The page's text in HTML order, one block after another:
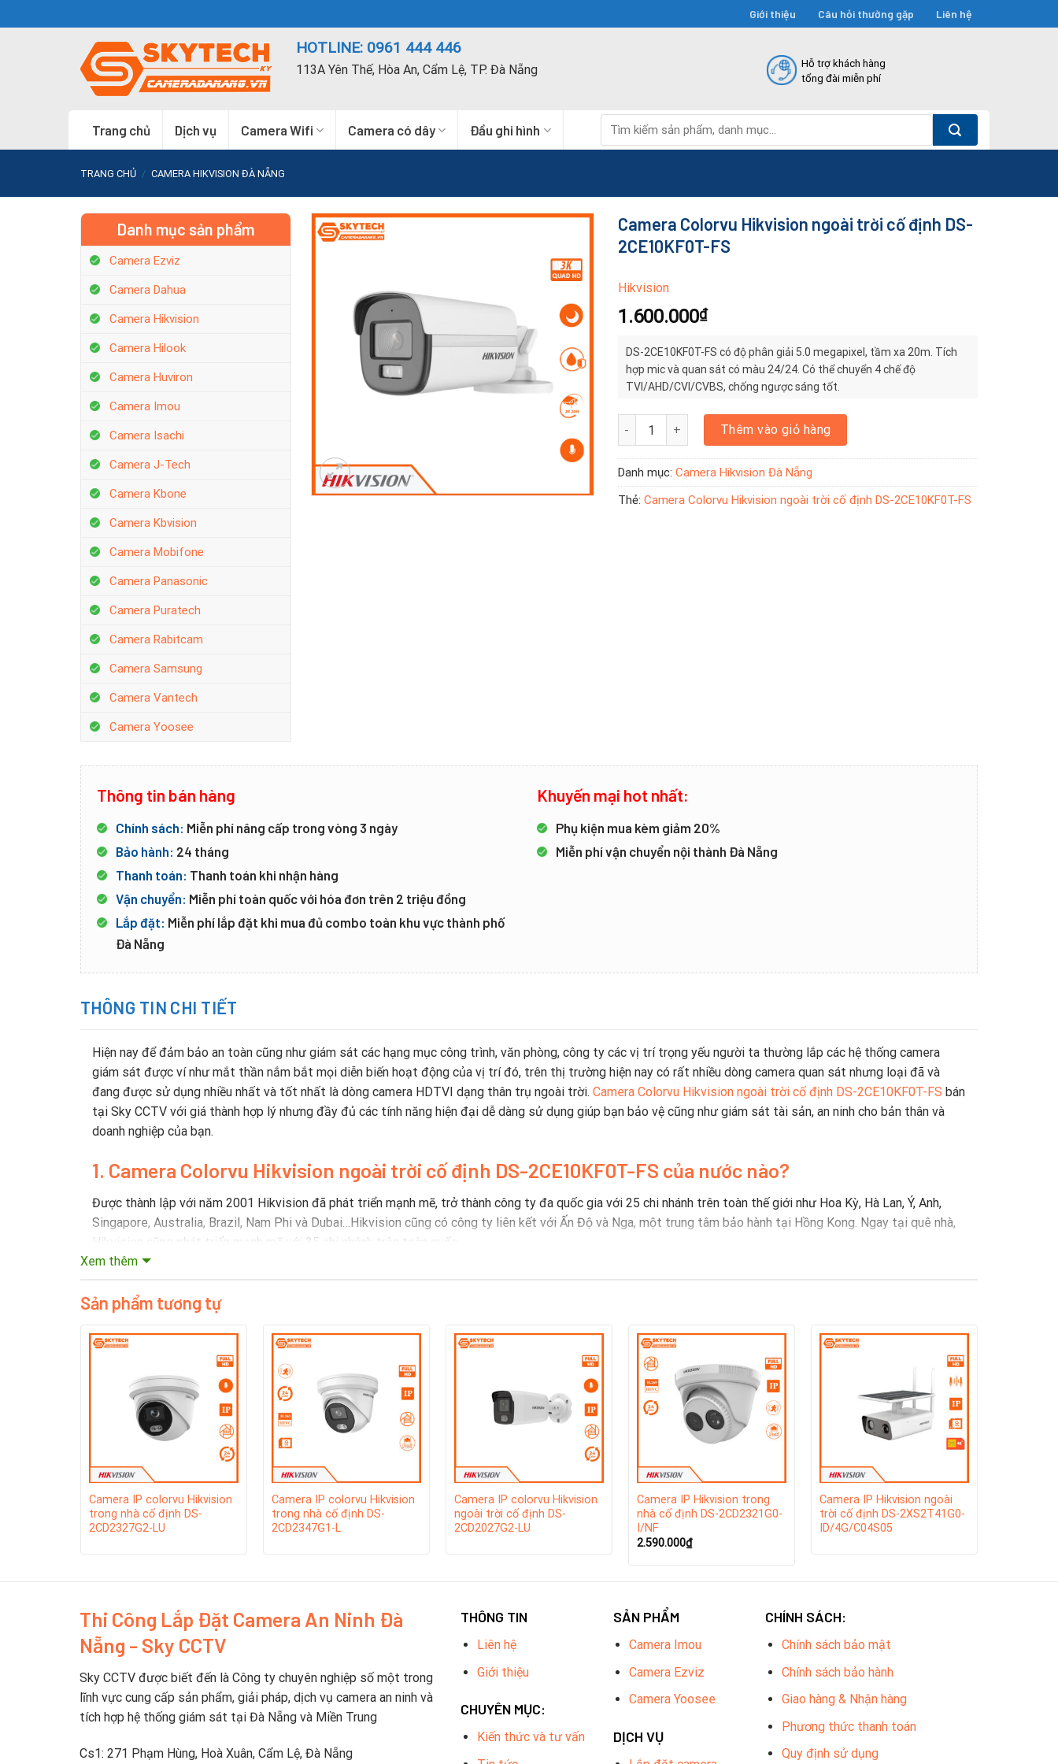
to
Giới thiệu Câu hỏi thường gặp Liên hệ
HOTLINE: 0961 444 446
113A Yên Thế, Hòa An, Cẩm Lệ, TP. Đà Nẵng
Hỗ trợ khách hàng
tổng đài miễn phí
Trang chủ Dịch vụ Camera Wifi Camera có dây Đầu ghi hình
kiếm:
TRANG CHỦ / CAMERA HIKVISION ĐÀ NẴNG
Camera Colorvu Hikvision ngoài trời cố định DS-
2CE10KF0T-FS
Hikvision
1.600.000₫
DS-2CE10KF0T-FS có độ phân giải 5.0 megapixel, tầm xa 20m. Tích
hợp mic và quan sát có màu 24/24. Có thể chuyển 4 chế độ
TVI/AHD/CVI/CVBS, chống ngược sáng tốt.
Camera Colorvu Hikvision ngoài trời cố định DS-2CE10KF0T-FS số lượng
Thêm vào giỏ hàng
Danh mục: Camera Hikvision Đà Nẵng
Thẻ: Camera Colorvu Hikvision ngoài trời cố định DS-2CE10KF0T-FS
Danh mục sản phẩm
Camera Ezviz
Camera Dahua
Camera Hikvision
Camera Hilook
Camera Huviron
Camera Imou
Camera Isachi
Camera J-Tech
Camera Kbone
Camera Kbvision
Camera Mobifone
Camera Panasonic
Camera Puratech
Camera Rabitcam
Camera Samsung
Camera Vantech
Camera Yoosee
Thông tin bán hàng
Chính sách: Miễn phí nâng cấp trong vòng 3 ngày
Bảo hành: 24 tháng
Thanh toán: Thanh toán khi nhận hàng
Vận chuyển: Miễn phí toàn quốc với hóa đơn trên 2 triệu đồng
Lắp đặt: Miễn phí lắp đặt khi mua đủ combo toàn khu vực thành phố
Đà Nẵng
Khuyến mại hot nhất:
Phụ kiện mua kèm giảm 20%
Miễn phí vận chuyển nội thành Đà Nẵng
THÔNG TIN CHI TIẾT
Hiện nay để đảm bảo an toàn cũng như giám sát các hạng mục công trình, văn phòng, công ty các vị trí trọng yếu người ta thường lắp các hệ thống camera
giám sát được ví như mắt thần nắm bắt mọi diễn biến hoạt động của vị trí đó, trên thị trường hiện nay có rất nhiều dòng camera quan sát nhưng loại đã và
đang được sử dụng nhiều nhất và tốt nhất là dòng camera HDTVI dạng thân trụ ngoài trời. Camera Colorvu Hikvision ngoài trời cố định DS-2CE10KF0T-FS bán
tại Sky CCTV với giá thành hợp lý nhưng đầy đủ các tính năng hiện đại dễ dàng sử dụng giúp bạn bảo vệ cũng như giám sát tài sản, an ninh cho bản thân và
doanh nghiệp của bạn.
1. Camera Colorvu Hikvision ngoài trời cố định DS-2CE10KF0T-FS của nước nào?
Được thành lập với năm 2001 Hikvision đã phát triển mạnh mẽ, trở thành công ty đa quốc gia với 25 chi nhánh trên toàn thế giới như Hoa Kỳ, Hà Lan, Ý, Anh,
Singapore, Australia, Brazil, Nam Phi và Dubai…Hikvision cũng có công ty liên kết với Ấn Độ và Nga, một trung tâm bảo hành tại Hồng Kong. Ngay tại quê nhà,
Hikvision cũng phát triển mạnh mẽ với 35 chi nhánh trên toàn quốc.
Hikvision là công ty được thành lập vào năm 2001 với 49% vốn nước ngoài. Nó sử dụng hơn 18.000 người và có giá trị vốn hóa thị trường hơn 20 tỷ USD (số
liệu chính thức từ năm 2016).
Công ty sản xuất hệ thống giám sát và các thiết bị khác liên quan đến ngành an ninh. Hikvision rất phổ biến trong số các nhà tích hợp và đại lý hệ thống an ninh
bán sản phẩm của họ trên toàn thế giới.
Xem thêm
Sản phẩm tương tự
Camera IP colorvu Hikvision
trong nhà cố định DS-
2CD2327G2-LU
Camera IP colorvu Hikvision
trong nhà cố định DS-
2CD2347G1-L
Camera IP colorvu Hikvision
ngoài trời cố định DS-
2CD2027G2-LU
Camera IP Hikvision trong
nhà cố định DS-2CD2321G0-
I/NF
2.590.000₫
Camera IP Hikvision ngoài
trời cố định DS-2XS2T41G0-
ID/4G/C04S05
Thi Công Lắp Đặt Camera An Ninh Đà
Nẵng - Sky CCTV
Sky CCTV được biết đến là Công ty chuyên nghiệp số một trong
lĩnh vực cung cấp sản phẩm, giải pháp, dịch vụ camera an ninh và
tích hợp hệ thống giám sát tại Đà Nẵng và Miền Trung
Cs1: 271 Phạm Hùng, Hoà Xuân, Cẩm Lệ, Đà Nẵng
THÔNG TIN
Liên hệ
Giới thiệu
CHUYÊN MỤC:
Kiến thức và tư vấn
SẢN PHẨM
Camera Imou
Camera Ezviz
Camera Yoosee
DỊCH VỤ
CHÍNH SÁCH:
Chính sách bảo mật
Chính sách bảo hành
Giao hàng & Nhận hàng
Phương thức thanh toán
Quy định sử dụng